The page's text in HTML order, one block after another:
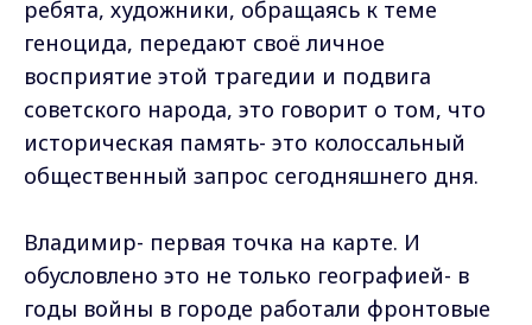
ребята, художники, обращаясь к теме
геноцида, передают своё личное
восприятие этой трагедии и подвига
советского народа, это говорит о том, что
историческая память- это колоссальный
общественный запрос сегодняшнего дня.
Владимир- первая точка на карте. И
обусловлено это не только географией- в
годы войны в городе работали фронтовые